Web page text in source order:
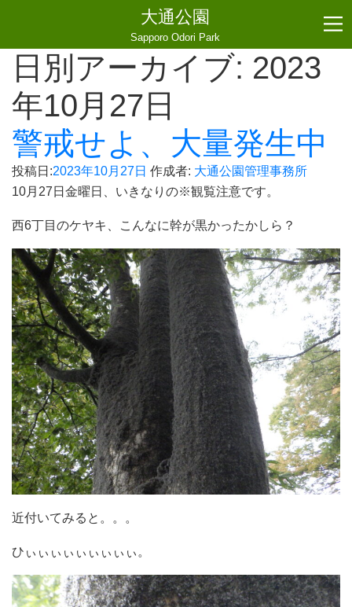
大通公園
Sapporo Odori Park
日別アーカイブ: 2023
年10月27日
警戒せよ、大量発生中
投稿日:2023年10月27日 作成者: 大通公園管理事務所
10月27日金曜日、いきなりの※観覧注意です。
西6丁目のケヤキ、こんなに幹が黒かったかしら？
近付いてみると。。。
ひぃぃぃぃぃぃぃぃぃ。